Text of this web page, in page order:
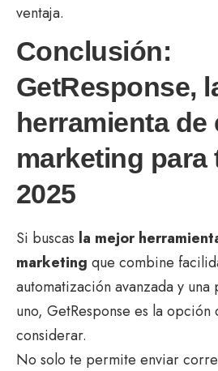
ventaja.
Conclusión:
GetResponse,
herramienta de
marketing para
2025
Si buscas la mejor
marketing que combine
automatización avanzada y
uno, GetResponse es la opción
considerar.
No solo te permite enviar